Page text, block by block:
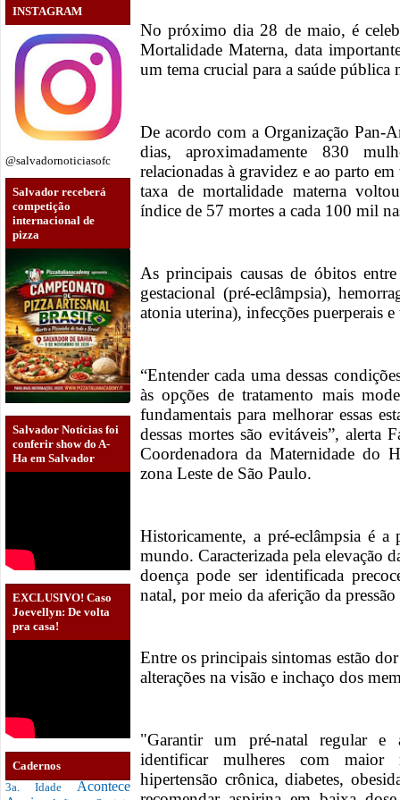
INSTAGRAM
@salvadornoticiasofc
Salvador receberá
competição
internacional de
pizza
Salvador Notícias foi
conferir show do A-
Ha em Salvador
EXCLUSIVO! Caso
Joevellyn: De volta
pra casa!
Cadernos
3a. Idade Acontece
No próximo dia 28 de maio, é
Mortalidade Materna, data
um tema crucial para a saúde pública
De acordo com a Organização Pan-
dias, aproximadamente 830
relacionadas à gravidez e ao parto
taxa de mortalidade materna
índice de 57 mortes a cada 100 mil
As principais causas de óbitos
gestacional (pré-eclâmpsia),
atonia uterina), infecções puerperais
“Entender cada uma dessas
às opções de tratamento mais
fundamentais para melhorar essas
dessas mortes são evitáveis”, alerta
Coordenadora da Maternidade do
zona Leste de São Paulo.
Historicamente, a pré-eclâmpsia é
mundo. Caracterizada pela elevação
doença pode ser identificada
natal, por meio da aferição da
Entre os principais sintomas estão
alterações na visão e inchaço dos
"Garantir um pré-natal regular e
identificar mulheres com maior
hipertensão crônica, diabetes,